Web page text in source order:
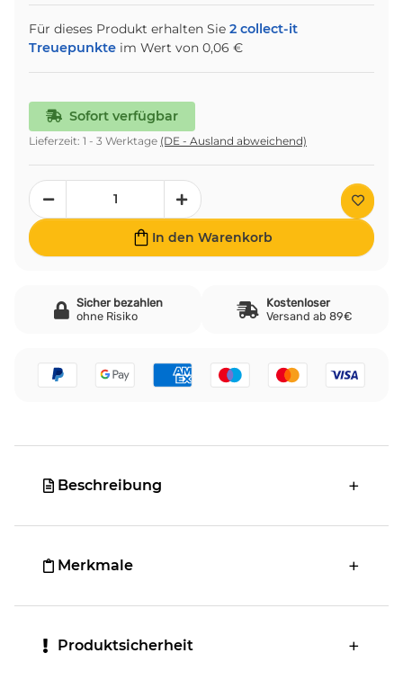
Für dieses Produkt erhalten Sie 2 collect-it
Treuepunkte im Wert von 0,06 €
Sofort verfügbar
Lieferzeit: 1 - 3 Werktage (DE - Ausland abweichend)
In den Warenkorb
Sicher bezahlen
ohne Risiko
Kostenloser
Versand ab 89€
Beschreibung
Merkmale
Produktsicherheit